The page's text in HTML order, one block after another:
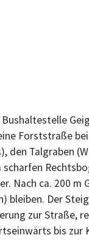
Forststraße
den Talgraben
Nach ca. 200 m
bleiben. Der
zur Straße,
bis zur